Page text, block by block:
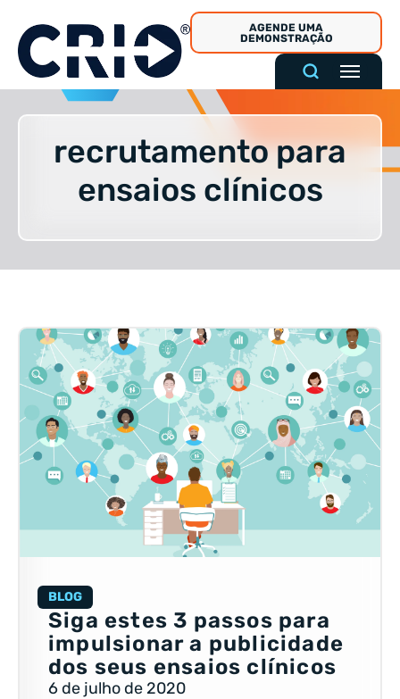
para
conteúdo
AGENDE UMA
DEMONSTRAÇÃO
recrutamento para
ensaios clínicos
BLOG
Siga estes 3 passos para
impulsionar a publicidade
dos seus ensaios clínicos
6 de julho de 2020